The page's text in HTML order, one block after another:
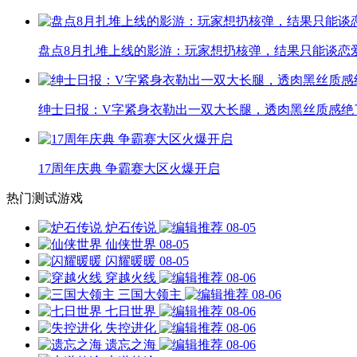
盘点8月扎堆上线的影游：玩家想扔核弹，结果只能谈恋
绅士日报：V字紧身衣勒出一双大长腿，透肉黑丝质感绝
17周年庆典 争霸赛大区火爆开启
热门测试游戏
炉石传说
08-05
仙侠世界 08-05
闪耀暖暖 08-05
穿越火线
08-06
三国大领主
08-06
七日世界
08-06
失控进化
08-06
遗忘之海
08-06